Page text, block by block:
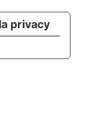
privacy